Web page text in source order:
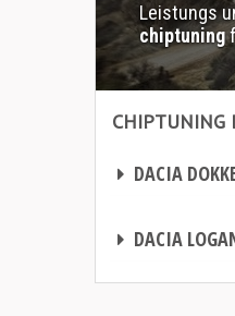
Leistungs
chiptuning
CHIPTUNING
DACIA
DACIA